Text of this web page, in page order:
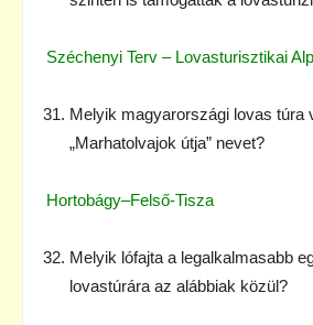
Széchenyi Terv – Lovasturisztikai
Melyik magyarországi lovas túra
„Marhatolvajok útja” nevet?
Hortobágy–Felső-Tisza
Melyik lófajta a legalkalmasabb
lovastúrára az alábbiak közül?